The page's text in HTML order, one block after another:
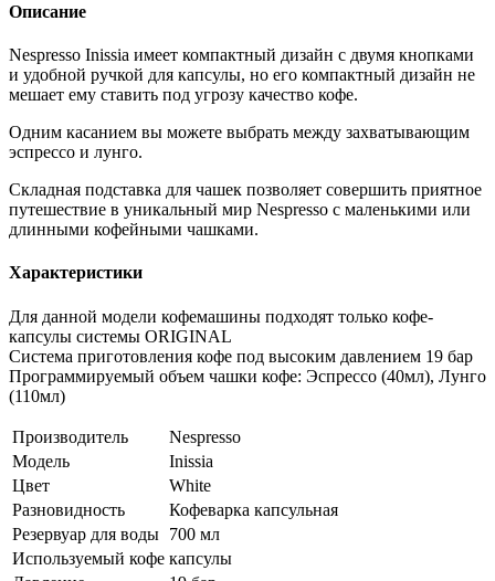
Описание
Nespresso Inissia имеет компактный дизайн с двумя кнопками
и удобной ручкой для капсулы, но его компактный дизайн не
мешает ему ставить под угрозу качество кофе.
Одним касанием вы можете выбрать между захватывающим
эспрессо и лунго.
Складная подставка для чашек позволяет совершить приятное
путешествие в уникальный мир Nespresso с маленькими или
длинными кофейными чашками.
Характеристики
Для данной модели кофемашины подходят только кофе-
капсулы системы ORIGINAL
Система приготовления кофе под высоким давлением 19 бар
Программируемый объем чашки кофе: Эспрессо (40мл), Лунго
(110мл)
Производитель
Nespresso
Модель
Inissia
Цвет
White
Разновидность
Кофеварка капсульная
Резервуар для воды 700 мл
Используемый кофе капсулы